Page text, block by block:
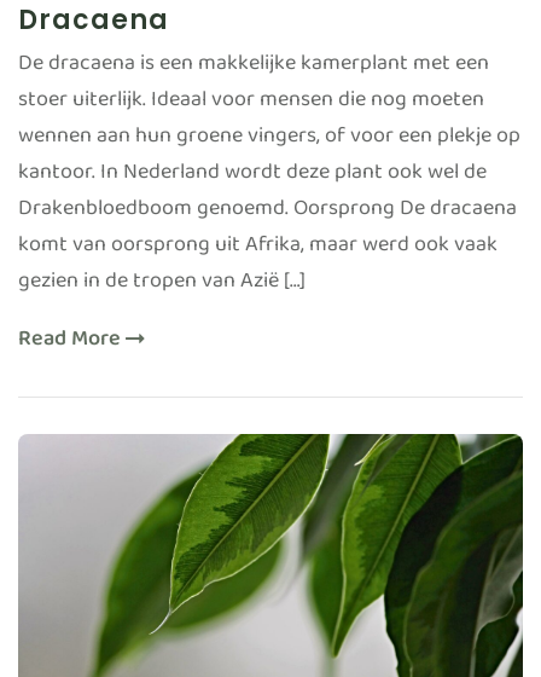
Dracaena
De dracaena is een makkelijke kamerplant met een
stoer uiterlijk. Ideaal voor mensen die nog moeten
wennen aan hun groene vingers, of voor een plekje op
kantoor. In Nederland wordt deze plant ook wel de
Drakenbloedboom genoemd. Oorsprong De dracaena
komt van oorsprong uit Afrika, maar werd ook vaak
gezien in de tropen van Azië […]
Read More